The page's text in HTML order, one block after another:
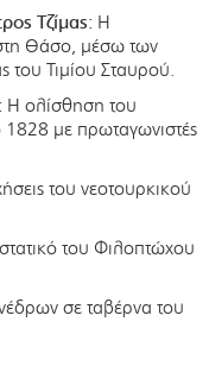
Τζίμας: Η
Θάσο, μέσω των
του Τιμίου Σταυρού.
Η ολίσθηση του
1828 με πρωταγωνιστές
του νεοτουρκικού
του Φιλοπτώχου
σε ταβέρνα του